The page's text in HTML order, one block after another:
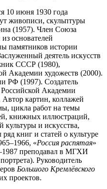
10 июня 1930 года
живописи, скульптуры
(1957). Член Союза
основателей
памятников истории
деятель искусств
СССР (1980),
Академии художеств (2000).
РФ (1997). Создатель
Академии
картин, коллажей
цикла работ на темы
книжных иллюстраций,
культуры и искусства,
книг и статей о культуре
«Россия распятая»
преподавал в МГХИ
Руководитель
Большого Кремлёвского
проектов.